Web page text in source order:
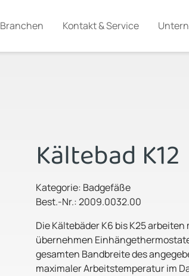
Branchen Kontakt & Service
Kältebad K12
Kategorie: Badgefäße
Best.-Nr.: 2009.0032.00
Die Kältebäder K6 bis K25
übernehmen
gesamten Bandbreite des
maximaler Arbeitstemperatur im